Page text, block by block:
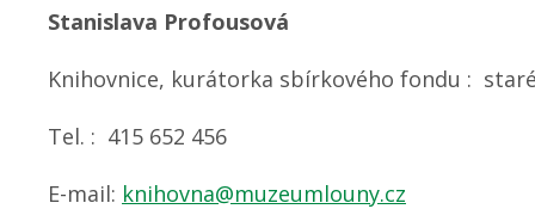
Stanislava Profousová
Knihovnice, kurátorka sbírkového fondu :
Tel. : 415 652 456
E-mail: knihovna@muzeumlouny.cz